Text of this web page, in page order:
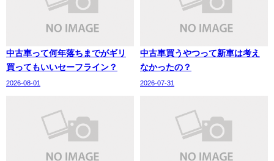
中古車って何年落ちまでがギリ
買ってもいいセーフライン？
2026-08-01
中古車買うやつって新車は考え
なかったの？
2026-07-31